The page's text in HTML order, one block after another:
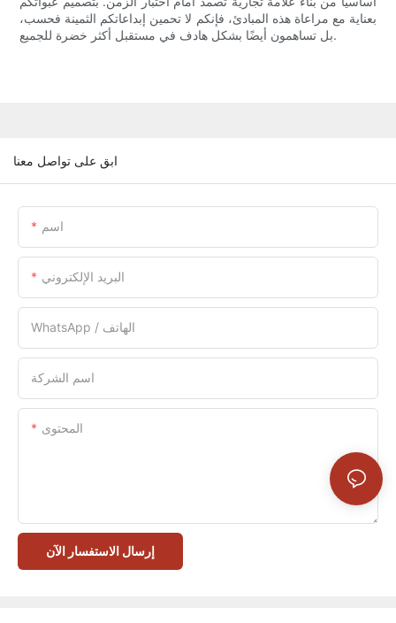
بعناية مع مراعاة هذه المبادئ، فإنكم لا تحمين إبداعاتكم الثمينة فحسب،
بل تساهمون أيضًا بشكل هادف في مستقبل أكثر خضرة للجميع.
ابق على تواصل معنا
اسم
البريد الإلكتروني
WhatsApp / الهاتف
اسم الشركة
المحتوى
إرسال الاستفسار الآن